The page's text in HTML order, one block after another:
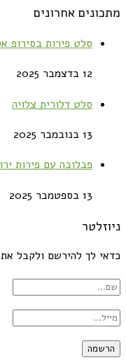
מתכונים אחרונים
סלט פירות בסירופ
12 בדצמבר 2025
סלט דלורית צלויה
13 בנובמבר 2025
פבלובה עם פירות
13 בספטמבר 2025
ניוזלטר
כדאי לך להירשם ולקבל את